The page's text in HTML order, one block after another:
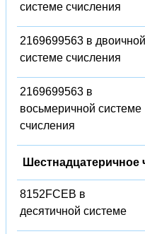
системе счисления
2169699563 в двоичной
системе счисления
2169699563 в
восьмеричной системе
счисления
Шестнадцатеричное
8152FCEB в
десятичной системе